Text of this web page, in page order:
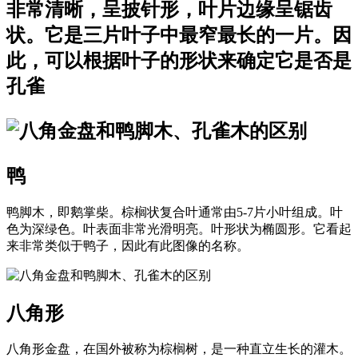
非常清晰，呈披针形，叶片边缘呈锯齿
状。它是三片叶子中最窄最长的一片。因
此，可以根据叶子的形状来确定它是否是
孔雀
鸭
鸭脚木，即鹅掌柴。棕榈状复合叶通常由5-7片小叶组成。叶
色为深绿色。叶表面非常光滑明亮。叶形状为椭圆形。它看起
来非常类似于鸭子，因此有此图像的名称。
八角形
八角形金盘，在国外被称为棕榈树，是一种直立生长的灌木。